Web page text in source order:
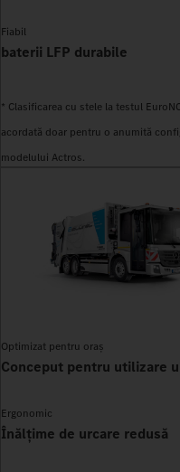
Fiabil
baterii LFP durabile
* Clasificarea cu stele la testul
acordată doar pentru o anumită
modelului Actros.
Optimizat pentru oraș
Conceput pentru utilizare
Ergonomic
Înălțime de urcare redusă